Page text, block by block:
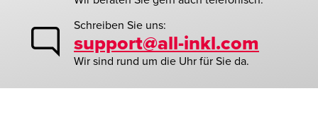
Schreiben Sie uns:
support@all-inkl.com
Wir sind rund um die Uhr für Sie da.